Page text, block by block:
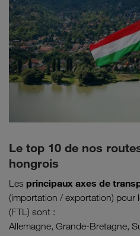
Le top 10 de nos
hongrois
Les principaux axes de
(importation / exportation) pour
(FTL) sont :
Allemagne, Grande-Bretagne,